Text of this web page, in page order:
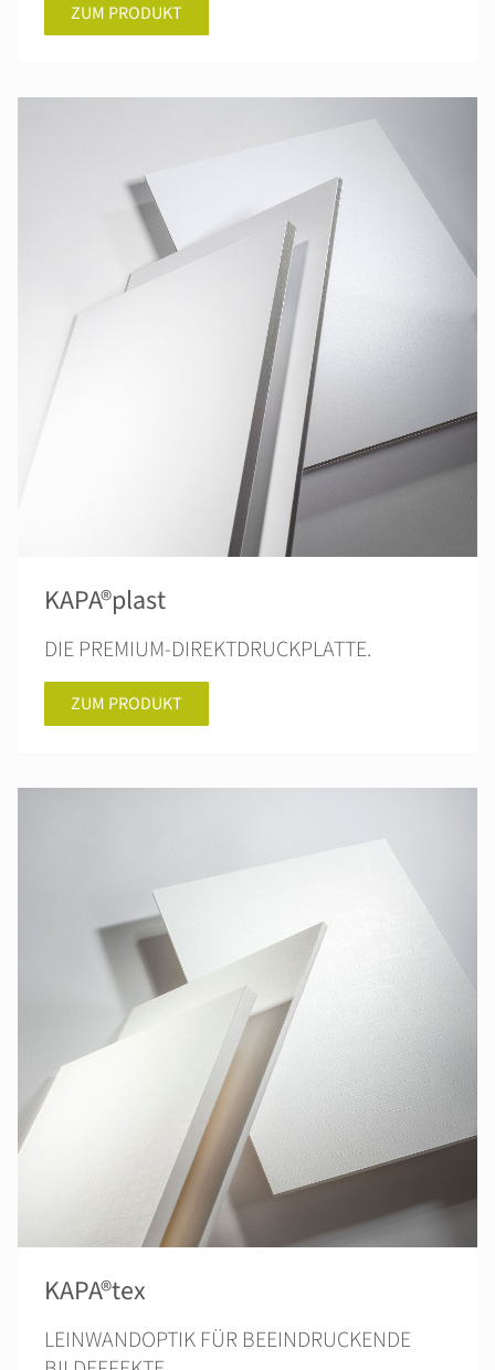
ZUM PRODUKT
KAPA®plast
DIE PREMIUM-DIREKTDRUCKPLATTE.
ZUM PRODUKT
KAPA®tex
LEINWANDOPTIK FÜR BEEINDRUCKENDE